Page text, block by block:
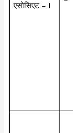
एसोसिएट – I